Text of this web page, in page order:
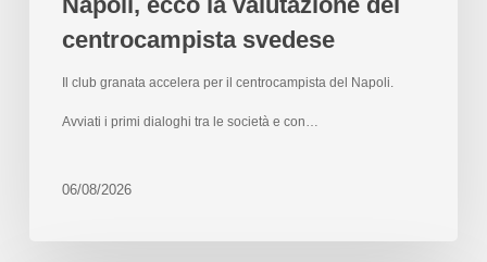
centrocampista svedese
Il club granata accelera per il centrocampista del Napoli.
Avviati i primi dialoghi tra le società e con…
06/08/2026